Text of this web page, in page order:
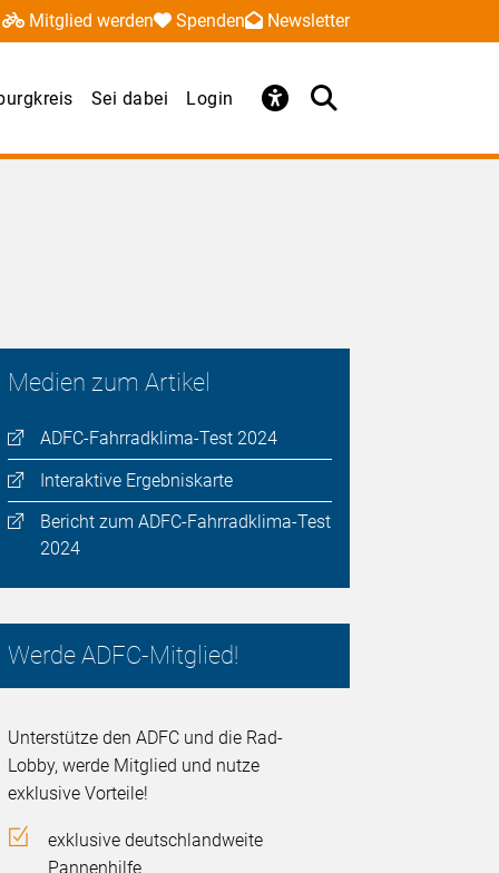
Mitglied werden Spenden Newsletter
Sei dabei Login
Medien zum Artikel
ADFC-Fahrradklima-Test 2024
Interaktive Ergebniskarte
Bericht zum ADFC-Fahrradklima-Test
2024
Werde ADFC-Mitglied!
Unterstütze den ADFC und die Rad-
Lobby, werde Mitglied und nutze
exklusive Vorteile!
exklusive deutschlandweite
Pannenhilfe